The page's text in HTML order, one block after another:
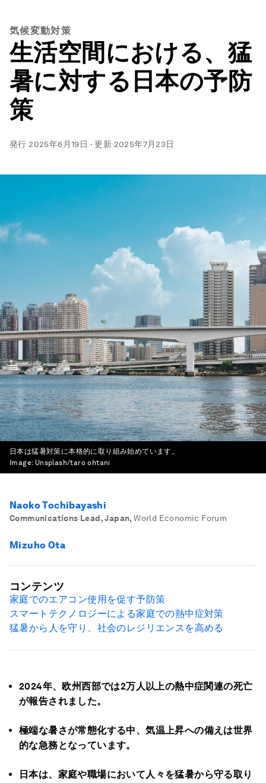
気候変動対策
生活空間における、猛
暑に対する日本の予防
策
発行2025年6月19日 ·更新 2025年7月23日
日本は猛暑対策に本格的に取り組み始めています。
Image: Unsplash/taro ohtani
Naoko Tochibayashi
Communications Lead, Japan, World Economic Forum
Mizuho Ota
2024年、欧州西部では2万人以上の熱中症関連の死亡
が報告されました。
極端な暑さが常態化する中、気温上昇への備えは世界
的な急務となっています。
日本は、家庭や職場において人々を猛暑から守る取り
コンテンツ
家庭でのエアコン使用を促す予防策
スマートテクノロジーによる家庭での熱中症対策
猛暑から人を守り、社会のレジリエンスを高める